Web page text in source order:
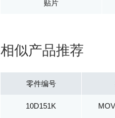
贴片
相似产品推荐
零件编号
10D151K